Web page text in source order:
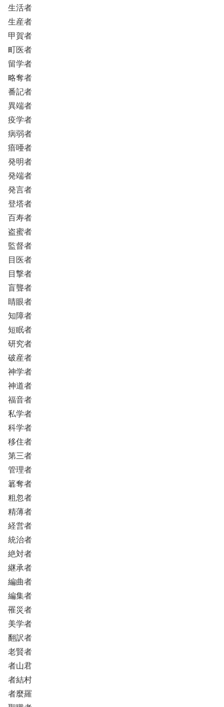
生活者
生産者
甲賀者
町医者
留学者
略奪者
番記者
異端者
疫学者
病弱者
瘖唖者
発明者
発端者
発言者
登塔者
百寿者
盗蜜者
監督者
目医者
目撃者
盲聾者
睛眼者
知障者
短眠者
研究者
破産者
神学者
神道者
福音者
私学者
科学者
移住者
第三者
管理者
簒奪者
粗忽者
精薄者
経営者
統治者
絶対者
継承者
編曲者
編集者
罹災者
美学者
翻訳者
老賢者
者山君
者結村
者麼羅